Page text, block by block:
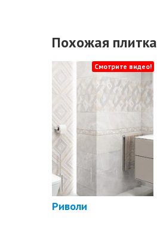
Похожая плитка
Риволи
Смотрите видео!